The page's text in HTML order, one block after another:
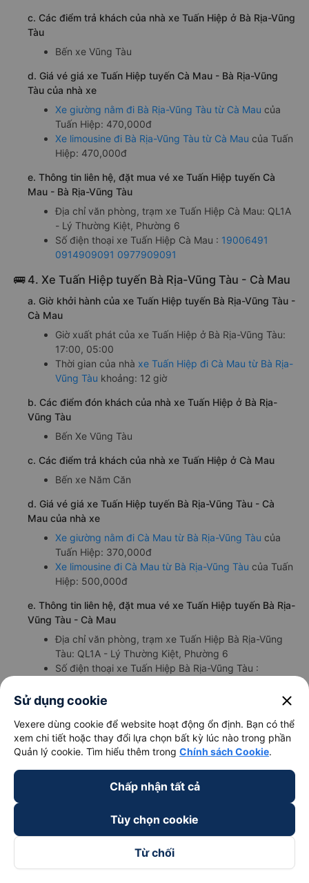
c. Các điểm trả khách của nhà xe Tuấn Hiệp ở Bà Rịa-Vũng
Tàu
Bến xe Vũng Tàu
d. Giá vé giá xe Tuấn Hiệp tuyến Cà Mau - Bà Rịa-Vũng
Tàu của nhà xe
Xe giường nằm đi Bà Rịa-Vũng Tàu từ Cà Mau của
Tuấn Hiệp: 470,000đ
Xe limousine đi Bà Rịa-Vũng Tàu từ Cà Mau của Tuấn
Hiệp: 470,000đ
e. Thông tin liên hệ, đặt mua vé xe Tuấn Hiệp tuyến Cà
Mau - Bà Rịa-Vũng Tàu
Địa chỉ văn phòng, trạm xe Tuấn Hiệp Cà Mau: QL1A
- Lý Thường Kiệt, Phường 6
Số điện thoại xe Tuấn Hiệp Cà Mau : 19006491
0914909091 0977909091
🚌 4. Xe Tuấn Hiệp tuyến Bà Rịa-Vũng Tàu - Cà Mau
a. Giờ khởi hành của xe Tuấn Hiệp tuyến Bà Rịa-Vũng Tàu -
Cà Mau
Giờ xuất phát của xe Tuấn Hiệp ở Bà Rịa-Vũng Tàu:
17:00, 05:00
Thời gian của nhà xe Tuấn Hiệp đi Cà Mau từ Bà Rịa-
Vũng Tàu khoảng: 12 giờ
b. Các điểm đón khách của nhà xe Tuấn Hiệp ở Bà Rịa-
Vũng Tàu
Bến Xe Vũng Tàu
c. Các điểm trả khách của nhà xe Tuấn Hiệp ở Cà Mau
Bến xe Năm Căn
d. Giá vé giá xe Tuấn Hiệp tuyến Bà Rịa-Vũng Tàu - Cà
Mau của nhà xe
Xe giường nằm đi Cà Mau từ Bà Rịa-Vũng Tàu của
Tuấn Hiệp: 370,000đ
Xe limousine đi Cà Mau từ Bà Rịa-Vũng Tàu của Tuấn
Hiệp: 500,000đ
e. Thông tin liên hệ, đặt mua vé xe Tuấn Hiệp tuyến Bà Rịa-
Vũng Tàu - Cà Mau
Địa chỉ văn phòng, trạm xe Tuấn Hiệp Bà Rịa-Vũng
Tàu: QL1A - Lý Thường Kiệt, Phường 6
Số điện thoại xe Tuấn Hiệp Bà Rịa-Vũng Tàu :
0914909091
Tổng hợp thông tin lịch chạy nhà xe và giá
vé xe Tuấn Hiệp
Loại xe
Sử dụng cookie close
Vexere dùng cookie để website hoạt động ổn định. Bạn có thể
xem chi tiết hoặc thay đổi lựa chọn bất kỳ lúc nào trong phần
Quản lý cookie. Tìm hiểu thêm trong Chính sách Cookie.
Chấp nhận tất cả
Tùy chọn cookie
Từ chối